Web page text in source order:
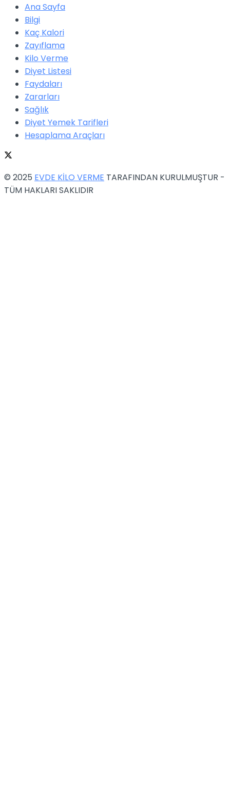
Ana Sayfa
Bilgi
Kaç Kalori
Zayıflama
Kilo Verme
Diyet Listesi
Faydaları
Zararları
Sağlık
Diyet Yemek Tarifleri
Hesaplama Araçları
© 2025 EVDE KİLO VERME TARAFINDAN KURULMUŞTUR -
TÜM HAKLARI SAKLIDIR